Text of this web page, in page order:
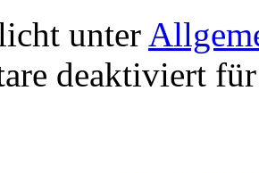
unter
deaktiviert